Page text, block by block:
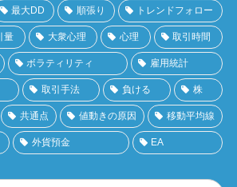
最大DD 順張り トレンドフォロー
量 大衆心理 心理 取引時間
ボラティリティ 雇用統計
取引手法 負ける 株
共通点 値動きの原因 移動平均線
外貨預金 EA